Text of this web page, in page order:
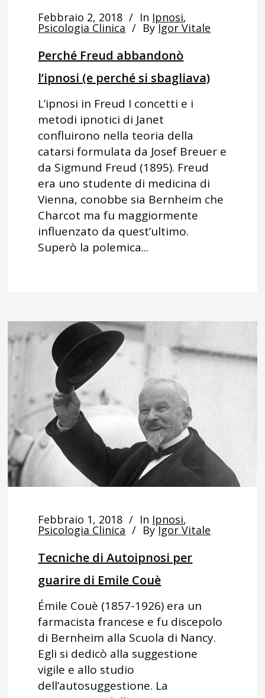
Febbraio 2, 2018 In Ipnosi,
Psicologia Clinica By Igor Vitale
Perché Freud abbandonò
l’ipnosi (e perché si sbagliava)
L’ipnosi in Freud I concetti e i
metodi ipnotici di Janet
confluirono nella teoria della
catarsi formulata da Josef Breuer e
da Sigmund Freud (1895). Freud
era uno studente di medicina di
Vienna, conobbe sia Bernheim che
Charcot ma fu maggiormente
influenzato da quest’ultimo.
Superò la polemica...
Febbraio 1, 2018 In Ipnosi,
Psicologia Clinica By Igor Vitale
Tecniche di Autoipnosi per
guarire di Emile Couè
Émile Couè (1857-1926) era un
farmacista francese e fu discepolo
di Bernheim alla Scuola di Nancy.
Egli si dedicò alla suggestione
vigile e allo studio
dell’autosuggestione. La